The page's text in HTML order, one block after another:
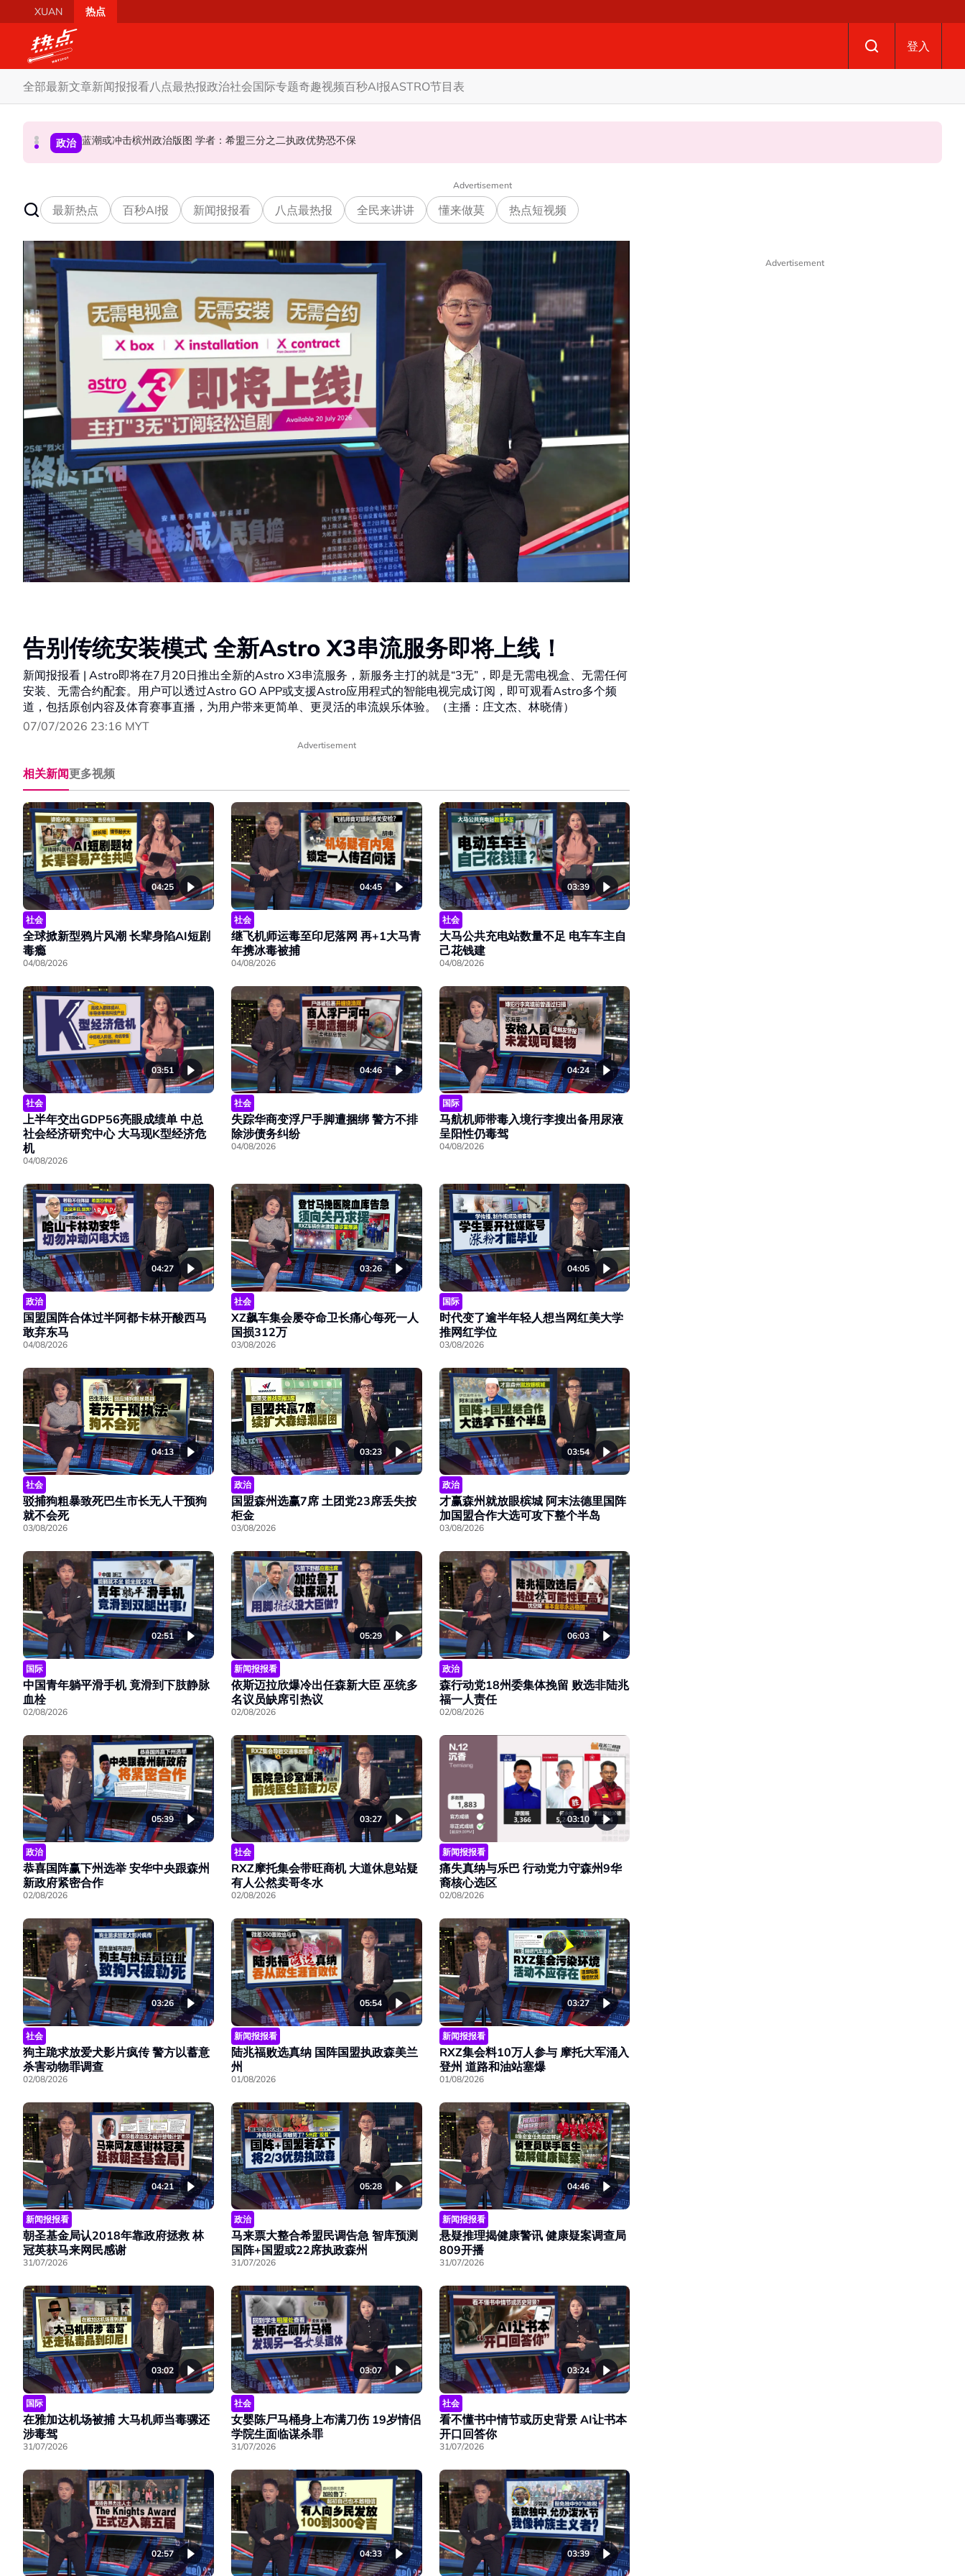
Skip to main content
XUAN 热点
登入
全部最新文章新闻报报看八点最热报政治社会国际专题奇趣视频百秒AI报ASTRO节目表
政治 昨反贪会总部录供身体不适急送院 沙比里案件延至827提控
政治 蓝潮或冲击槟州政治版图 学者：希盟三分之二执政优势恐不保
政治 10议员正式组森州议会 马华、伊党、宏愿党各有一名代表
Advertisement
最新热点 百秒AI报 新闻报报看 八点最热报 全民来讲讲 懂来做莫 热点短视频
告别传统安装模式 全新Astro X3串流服务即将上线！
新闻报报看 | Astro即将在7月20日推出全新的Astro X3串流服务，新服务主打的就是“3无”，即是无需电视盒、无需任何
安装、无需合约配套。用户可以透过Astro GO APP或支援Astro应用程式的智能电视完成订阅，即可观看Astro多个频
道，包括原创内容及体育赛事直播，为用户带来更简单、更灵活的串流娱乐体验。（主播：庄文杰、林晓倩）
07/07/2026 23:16 MYT
Advertisement
相关新闻更多视频
04:25
社会
全球掀新型鸦片风潮 长辈身陷AI短剧
毒瘾
04/08/2026
04:45
社会
继飞机师运毒至印尼落网 再+1大马青
年携冰毒被捕
04/08/2026
03:39
社会
大马公共充电站数量不足 电车车主自
己花钱建
04/08/2026
03:51
社会
上半年交出GDP56亮眼成绩单 中总
社会经济研究中心 大马现K型经济危
机
04/08/2026
04:46
社会
失踪华商变浮尸手脚遭捆绑 警方不排
除涉债务纠纷
04/08/2026
04:24
国际
马航机师带毒入境行李搜出备用尿液
呈阳性仍毒驾
04/08/2026
04:27
政治
国盟国阵合体过半阿都卡林开酸西马
敢弃东马
04/08/2026
03:26
社会
XZ飙车集会屡夺命卫长痛心每死一人
国损312万
03/08/2026
04:05
国际
时代变了逾半年轻人想当网红美大学
推网红学位
03/08/2026
04:13
社会
驳捕狗粗暴致死巴生市长无人干预狗
就不会死
03/08/2026
03:23
政治
国盟森州选赢7席 土团党23席丢失按
柜金
03/08/2026
03:54
政治
才赢森州就放眼槟城 阿末法德里国阵
加国盟合作大选可攻下整个半岛
03/08/2026
02:51
国际
中国青年躺平滑手机 竟滑到下肢静脉
血栓
02/08/2026
05:29
新闻报报看
依斯迈拉欣爆冷出任森新大臣 巫统多
名议员缺席引热议
02/08/2026
06:03
政治
森行动党18州委集体挽留 败选非陆兆
福一人责任
02/08/2026
05:39
政治
恭喜国阵赢下州选举 安华中央跟森州
新政府紧密合作
02/08/2026
03:27
社会
RXZ摩托集会带旺商机 大道休息站疑
有人公然卖哥冬水
02/08/2026
03:10
新闻报报看
痛失真纳与乐巴 行动党力守森州9华
裔核心选区
02/08/2026
03:26
社会
狗主跪求放爱犬影片疯传 警方以蓄意
杀害动物罪调查
02/08/2026
05:54
新闻报报看
陆兆福败选真纳 国阵国盟执政森美兰
州
01/08/2026
03:27
新闻报报看
RXZ集会料10万人参与 摩托大军涌入
登州 道路和油站塞爆
01/08/2026
04:21
新闻报报看
朝圣基金局认2018年靠政府拯救 林
冠英获马来网民感谢
31/07/2026
05:28
政治
马来票大整合希盟民调告急 智库预测
国阵+国盟或22席执政森州
31/07/2026
04:46
新闻报报看
悬疑推理揭健康警讯 健康疑案调查局
809开播
31/07/2026
03:02
国际
在雅加达机场被捕 大马机师当毒骡还
涉毒驾
31/07/2026
03:07
社会
女婴陈尸马桶身上布满刀伤 19岁情侣
学院生面临谋杀罪
31/07/2026
03:24
社会
看不懂书中情节或历史背景 AI让书本
开口回答你
31/07/2026
02:57 04:33 03:39
Advertisement